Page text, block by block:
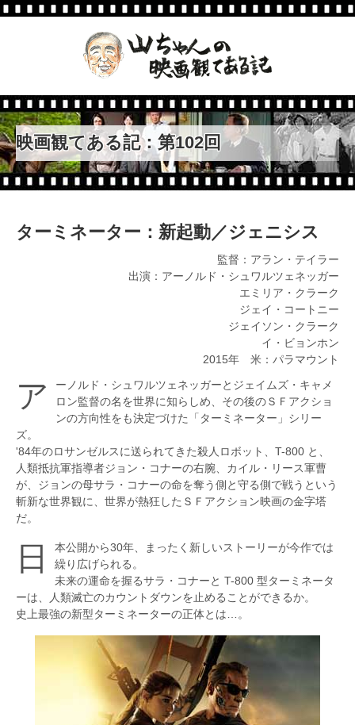
映画観てある記：第102回
ターミネーター：新起動／ジェニシス
監督：アラン・テイラー
出演：アーノルド・シュワルツェネッガー
エミリア・クラーク
ジェイ・コートニー
ジェイソン・クラーク
イ・ビョンホン
2015年 米：パラマウント
アーノルド・シュワルツェネッガーとジェイムズ・キャメ
ロン監督の名を世界に知らしめ、その後のＳＦアクショ
ンの方向性をも決定づけた「ターミネーター」シリー
ズ。
'84年のロサンゼルスに送られてきた殺人ロボット、T-800 と、
人類抵抗軍指導者ジョン・コナーの右腕、カイル・リース軍曹
が、ジョンの母サラ・コナーの命を奪う側と守る側で戦うという
斬新な世界観に、世界が熱狂したＳＦアクション映画の金字塔
だ。
日本公開から30年、まったく新しいストーリーが今作では
繰り広げられる。
未来の運命を握るサラ・コナーと T-800 型ターミネータ
ーは、人類滅亡のカウントダウンを止めることができるか。
史上最強の新型ターミネーターの正体とは…。
ジェイソン・ボーン
トと魔法使いの旅
第121回
真田十勇士
第120回
ハドソン川の奇跡
第115回
無人の野
第114回
家族はつらいよ
第113回
海街diary
第112回
第111回
ブラック・スキャンダル
第110回
ザ・ウォーク
クリード チャンプを継ぐ男
007 スペクター